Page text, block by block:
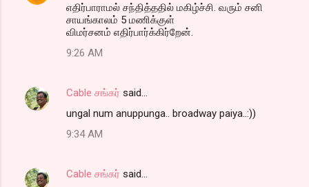
எதிர்பாராமல் சந்தித்ததில் மகிழ்ச்சி. வரும் சனி
சாயங்காலம் 5 மணிக்குள்
விமர்சனம் எதிர்பார்க்கிர்றேன்.
9:26 AM
Cable சங்கர் said…
ungal num anuppunga.. broadway paiya..:))
9:34 AM
Cable சங்கர் said…